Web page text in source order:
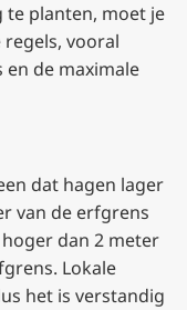
te planten, moet je
vooral
de maximale
dat hagen lager
van de erfgrens
dan 2 meter
Lokale
het is verstandig